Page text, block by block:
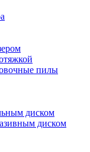
пилы
диском
диском